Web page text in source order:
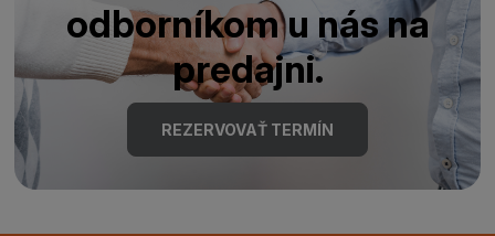
odborníkom u nás na
predajni.
REZERVOVAŤ TERMÍN